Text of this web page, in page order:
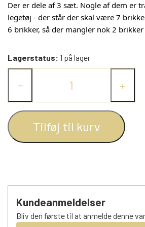
KOGEBØGER FOR
KRISTNE
LÆSEBØGER OG
SANG-/
DISNEY 2020DAXI BØGER
DISNEYS MINNIE
EVENTYRBÅND (KUN
FORTÆL-MIG
JESPERHUS TING
1950 - 1959
1960 - 1969
1970 - 1979
1980 - 1989
2000 - 2009 (1)
ELSA
JAN
JØRGEN
OLE LUND
SVEN
SORTEPER
ÆSELSPIL
ALLE DE ANDRE
MINI-
PEZ
SMÅ FIGURER
CANDYTOPS -
FRA TOPPEN AF
SCHLEICH
RETRO TING TIL
Der er dele af 3 sæt. Nogle af dem er
legetøj - der står der skal være 7
6 brikker, så der mangler nok 2
Lagerstatus: 1 på lager
− +
Tilføj til kurv
Kundeanmeldelser
Bliv den første til at anmelde denne